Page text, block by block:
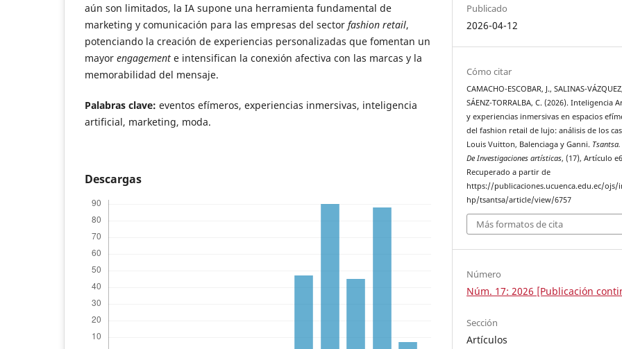
aún son limitados, la IA supone una herramienta fundamental de
marketing y comunicación para las empresas del sector fashion retail,
potenciando la creación de experiencias personalizadas que fomentan un
mayor engagement e intensifican la conexión afectiva con las marcas y la
memorabilidad del mensaje.
Palabras clave: eventos efímeros, experiencias inmersivas, inteligencia
artificial, marketing, moda.
Descargas
Publicado
2026-04-12
Cómo citar
CAMACHO-ESCOBAR, J., SALINAS-
SÁENZ-TORRALBA, C. (2026). Inteligencia
y experiencias inmersivas en espacios
del fashion retail de lujo: análisis de los
Louis Vuitton, Balenciaga y Ganni.
De Investigaciones artísticas, (17), Artículo
Recuperado a partir de
https://publicaciones.ucuenca.edu.ec/ojs/
hp/tsantsa/article/view/6757
Más formatos de cita
Número
Núm. 17: 2026 [Publicación
Sección
Artículos